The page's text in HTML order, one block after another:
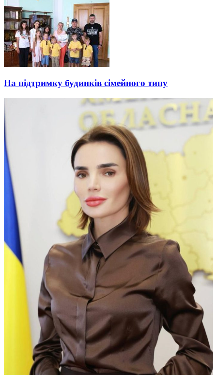
На підтримку будинків сімейного типу